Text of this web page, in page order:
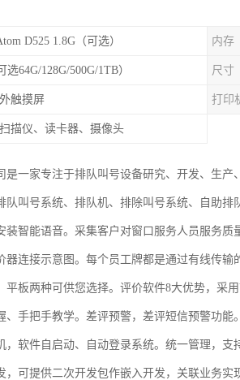
D525 1.8G（可选） 内存
选64G/128G/500G/1TB） 尺寸
触摸屏 打印
描仪、读卡器、摄像头
是一家专注于排队叫号设备研究、开发、生
队叫号系统、排队机、排除叫号系统、自助排
装智能语音。采集客户对窗口服务人员服务
器连接示意图。每个员工牌都是通过有线传输
板两种可供您选择。评价软件8大优势，采
、手把手教学。差评预警，差评短信预警功
，软件自启动、自动登录系统。统一管理，
，可提供二次开发包作嵌入开发，关联业务